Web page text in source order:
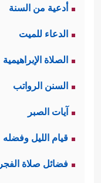
أدعية من السنة
الدعاء للميت
الصلاة الإبراهيمية
السنن الرواتب
آيات الصبر
قيام الليل وفضله
فضائل صلاة الفجر